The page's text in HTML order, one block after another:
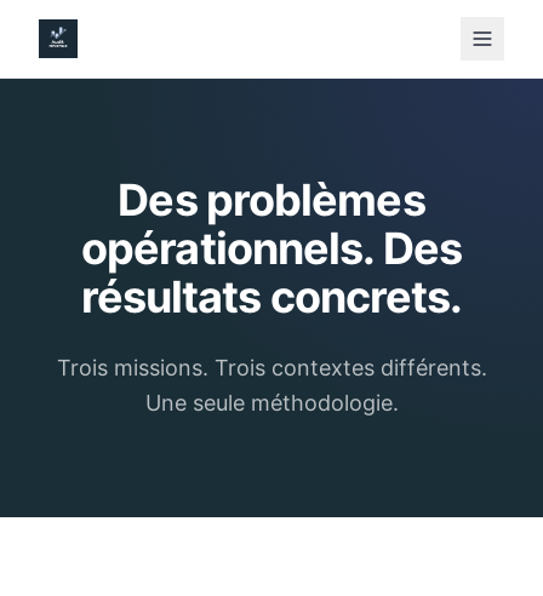
Des problèmes
opérationnels. Des
résultats concrets.
Trois missions. Trois contextes différents.
Une seule méthodologie.